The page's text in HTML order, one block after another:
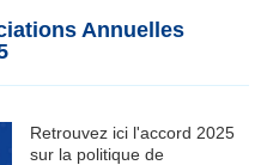
Annuelles
Retrouvez ici l'accord 2025
sur la politique de